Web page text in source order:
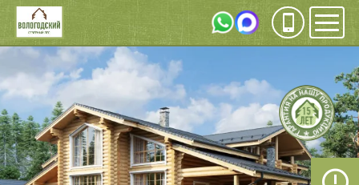
Инфо
ИЗГОТОВЛЕНИЕ
ДЕРЕВЯННЫХ
КОТЕДЖЕЙ, ДОМОВ,